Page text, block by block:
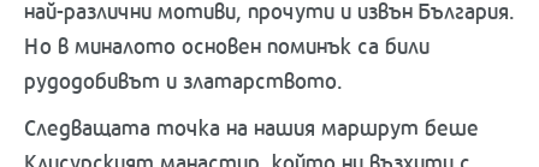
най-различни мотиви, прочути и извън България.
Но в миналото основен поминък са били
рудодобивът и златарството.
Следващата точка на нашия маршрут беше